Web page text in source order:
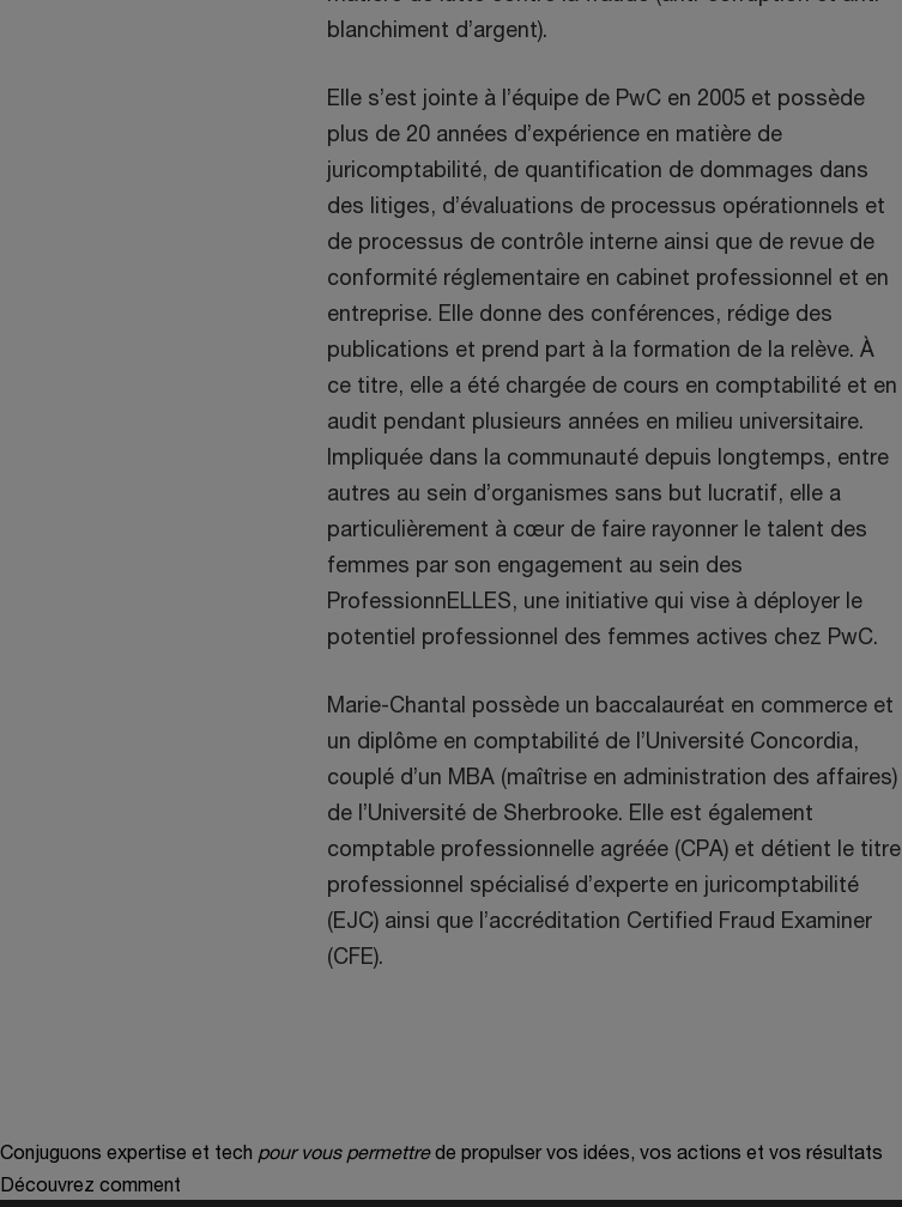
blanchiment d’argent).
Elle s’est jointe à l’équipe de PwC en 2005 et possède
plus de 20 années d’expérience en matière de
juricomptabilité, de quantification de dommages dans
des litiges, d’évaluations de processus opérationnels et
de processus de contrôle interne ainsi que de revue de
conformité réglementaire en cabinet professionnel et en
entreprise. Elle donne des conférences, rédige des
publications et prend part à la formation de la relève. À
ce titre, elle a été chargée de cours en comptabilité et en
audit pendant plusieurs années en milieu universitaire.
Impliquée dans la communauté depuis longtemps, entre
autres au sein d’organismes sans but lucratif, elle a
particulièrement à cœur de faire rayonner le talent des
femmes par son engagement au sein des
ProfessionnELLES, une initiative qui vise à déployer le
potentiel professionnel des femmes actives chez PwC.
Marie-Chantal possède un baccalauréat en commerce et
un diplôme en comptabilité de l’Université Concordia,
couplé d’un MBA (maîtrise en administration des affaires)
de l’Université de Sherbrooke. Elle est également
comptable professionnelle agréée (CPA) et détient le titre
professionnel spécialisé d’experte en juricomptabilité
(EJC) ainsi que l’accréditation Certified Fraud Examiner
(CFE).
Conjuguons expertise et tech pour vous permettre de propulser vos idées, vos actions et vos résultats
Découvrez comment